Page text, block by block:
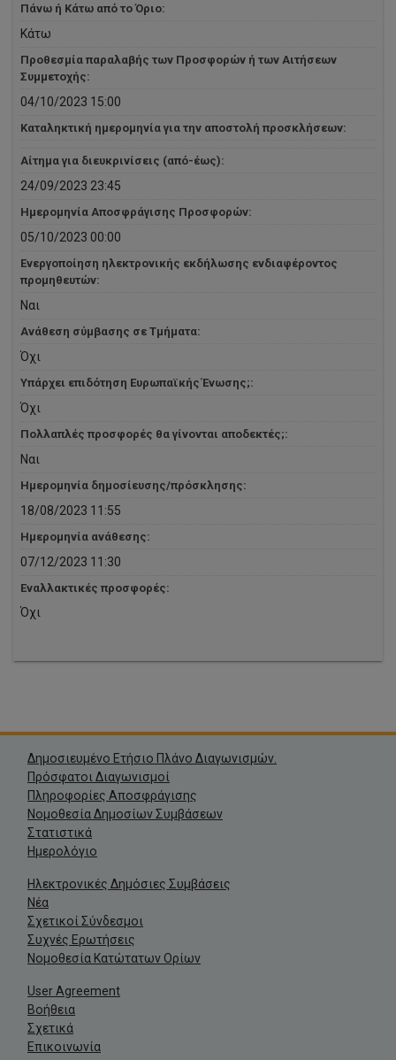
Πάνω ή Κάτω από το Όριο:
Κάτω
Προθεσμία παραλαβής των Προσφορών ή των Αιτήσεων
Συμμετοχής:
04/10/2023 15:00
Καταληκτική ημερομηνία για την αποστολή προσκλήσεων:
Αίτημα για διευκρινίσεις (από-έως):
24/09/2023 23:45
Ημερομηνία Αποσφράγισης Προσφορών:
05/10/2023 00:00
Ενεργοποίηση ηλεκτρονικής εκδήλωσης ενδιαφέροντος
προμηθευτών:
Ναι
Ανάθεση σύμβασης σε Τμήματα:
Όχι
Υπάρχει επιδότηση Ευρωπαϊκής Ένωσης;:
Όχι
Πολλαπλές προσφορές θα γίνονται αποδεκτές;:
Ναι
Ημερομηνία δημοσίευσης/πρόσκλησης:
18/08/2023 11:55
Ημερομηνία ανάθεσης:
07/12/2023 11:30
Εναλλακτικές προσφορές:
Όχι
Δημοσιευμένο Ετήσιο Πλάνο Διαγωνισμών.
Πρόσφατοι Διαγωνισμοί
Πληροφορίες Αποσφράγισης
Νομοθεσία Δημοσίων Συμβάσεων
Στατιστικά
Ημερολόγιο
Ηλεκτρονικές Δημόσιες Συμβάσεις
Νέα
Σχετικοί Σύνδεσμοι
Συχνές Ερωτήσεις
Νομοθεσία Κατώτατων Ορίων
User Agreement
Βοήθεια
Σχετικά
Επικοινωνία